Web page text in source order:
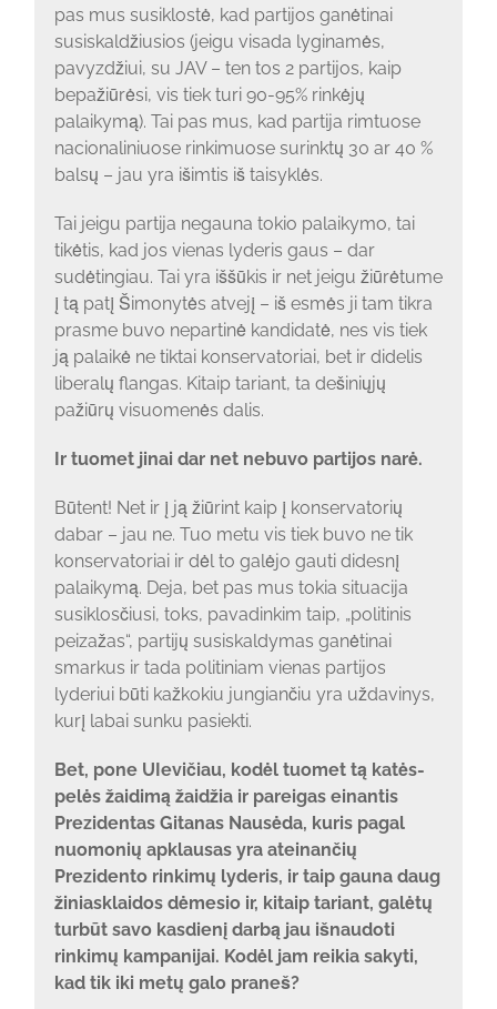
pas mus susiklostė, kad partijos ganėtinai
susiskaldžiusios (jeigu visada lyginamės,
pavyzdžiui, su JAV – ten tos 2 partijos, kaip
bepažiūrėsi, vis tiek turi 90-95% rinkėjų
palaikymą). Tai pas mus, kad partija rimtuose
nacionaliniuose rinkimuose surinktų 30 ar 40 %
balsų – jau yra išimtis iš taisyklės.
Tai jeigu partija negauna tokio palaikymo, tai
tikėtis, kad jos vienas lyderis gaus – dar
sudėtingiau. Tai yra iššūkis ir net jeigu žiūrėtume
į tą patį Šimonytės atvejį – iš esmės ji tam tikra
prasme buvo nepartinė kandidatė, nes vis tiek
ją palaikė ne tiktai konservatoriai, bet ir didelis
liberalų flangas. Kitaip tariant, ta dešiniųjų
pažiūrų visuomenės dalis.
Ir tuomet jinai dar net nebuvo partijos narė.
Būtent! Net ir į ją žiūrint kaip į konservatorių
dabar – jau ne. Tuo metu vis tiek buvo ne tik
konservatoriai ir dėl to galėjo gauti didesnį
palaikymą. Deja, bet pas mus tokia situacija
susiklosčiusi, toks, pavadinkim taip, „politinis
peizažas“, partijų susiskaldymas ganėtinai
smarkus ir tada politiniam vienas partijos
lyderiui būti kažkokiu jungiančiu yra uždavinys,
kurį labai sunku pasiekti.
Bet, pone UIevičiau, kodėl tuomet tą katės-
pelės žaidimą žaidžia ir pareigas einantis
Prezidentas Gitanas Nausėda, kuris pagal
nuomonių apklausas yra ateinančių
Prezidento rinkimų lyderis, ir taip gauna daug
žiniasklaidos dėmesio ir, kitaip tariant, galėtų
turbūt savo kasdienį darbą jau išnaudoti
rinkimų kampanijai. Kodėl jam reikia sakyti,
kad tik iki metų galo praneš?